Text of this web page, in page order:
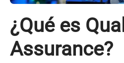
¿Qué es
Assurance?